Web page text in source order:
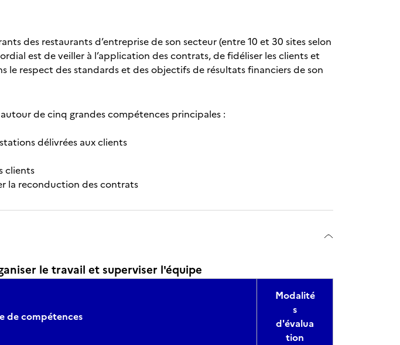
des restaurants d’entreprise de son secteur (entre 10 et 30 sites selon
est de veiller à l’application des contrats, de fidéliser les clients et
le respect des standards et des objectifs de résultats financiers de son
de cinq grandes compétences principales :
délivrées aux clients
clients
la reconduction des contrats
le travail et superviser l'équipe
de compétences
Modalité
s
d'évalua
tion